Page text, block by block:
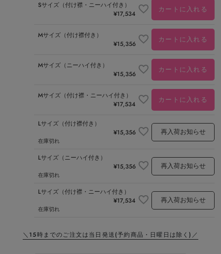
Sサイズ（付け襟・ニーハイ付き）
¥17,534 カートに入れる
Mサイズ（付け襟付き）
¥15,356 カートに入れる
Mサイズ（ニーハイ付き）
¥15,356 カートに入れる
Mサイズ（付け襟・ニーハイ付き）
¥17,534 カートに入れる
Lサイズ（付け襟付き）
¥15,356
在庫切れ
再入荷お知らせ
Lサイズ（ニーハイ付き）
¥15,356
在庫切れ
再入荷お知らせ
Lサイズ（付け襟・ニーハイ付き）
¥17,534
在庫切れ
再入荷お知らせ
＼15時までのご注文は当日発送(予約商品・日曜日は除く)／